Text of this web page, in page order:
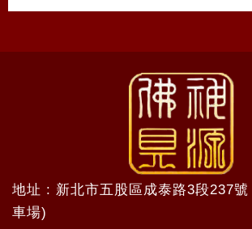
地址 : 新北市五股區成泰路3段237
車場)